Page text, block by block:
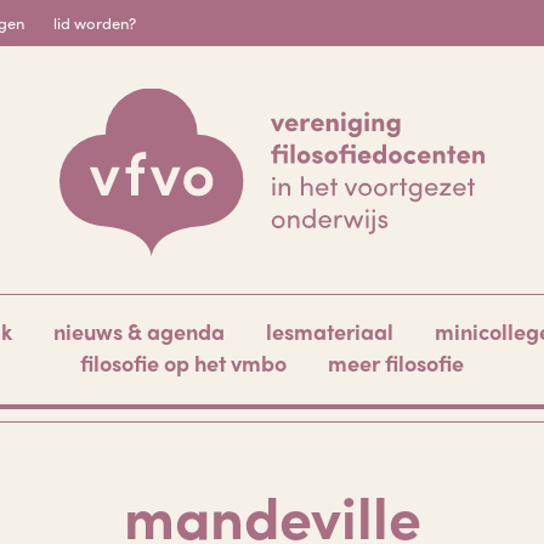
lid worden?
nieuws & agenda lesmateriaal
filosofie op het vmbo
meer filosofie
mandeville